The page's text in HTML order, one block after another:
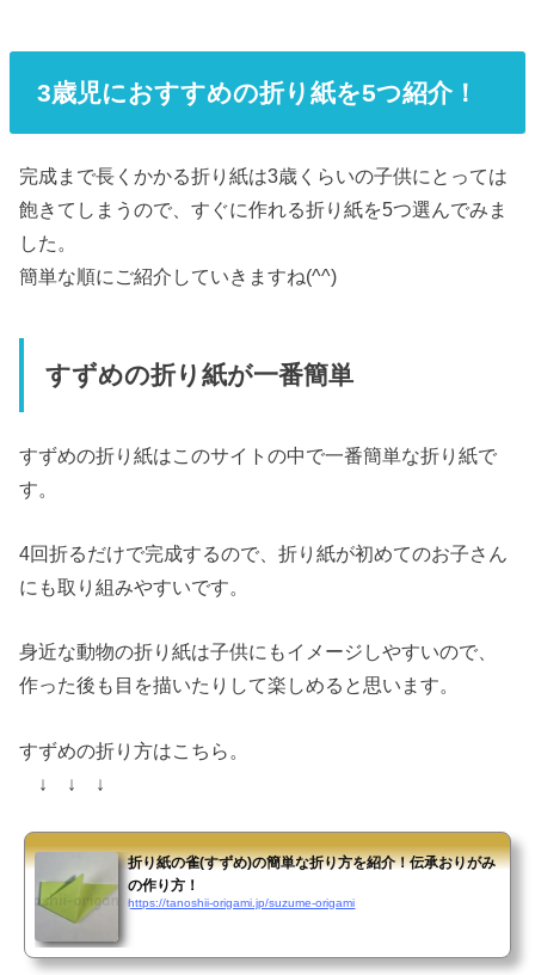
3歳児におすすめの折り紙を5つ紹介！
完成まで長くかかる折り紙は3歳くらいの子供にとっては
飽きてしまうので、すぐに作れる折り紙を5つ選んでみま
した。
簡単な順にご紹介していきますね(^^)
すずめの折り紙が一番簡単
すずめの折り紙はこのサイトの中で一番簡単な折り紙で
す。
4回折るだけで完成するので、折り紙が初めてのお子さん
にも取り組みやすいです。
身近な動物の折り紙は子供にもイメージしやすいので、
作った後も目を描いたりして楽しめると思います。
すずめの折り方はこちら。
↓ ↓ ↓
折り紙の雀(すずめ)の簡単な折り方を紹介！伝承おりがみ
の作り方！
https://tanoshii-origami.jp/suzume-origami